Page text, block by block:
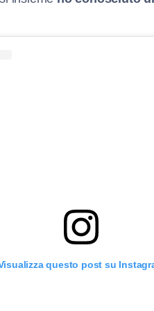
questo post su